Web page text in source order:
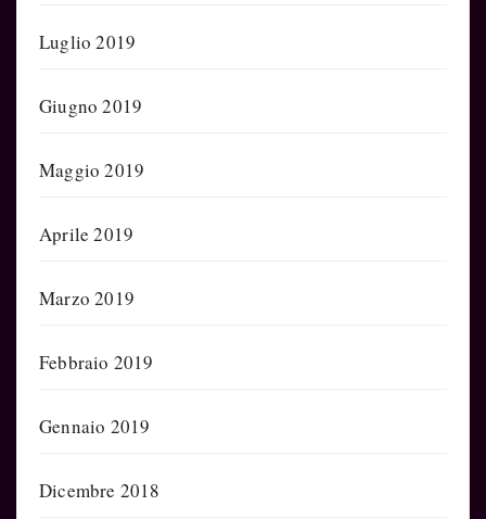
Luglio 2019
Giugno 2019
Maggio 2019
Aprile 2019
Marzo 2019
Febbraio 2019
Gennaio 2019
Dicembre 2018